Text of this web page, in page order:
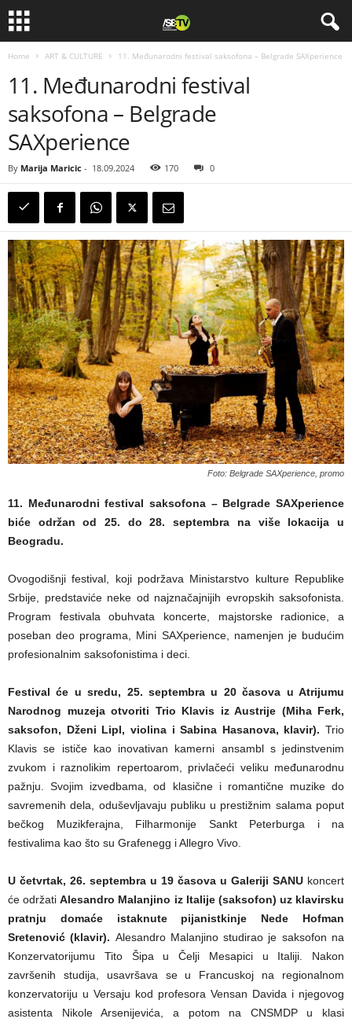
Home ART & CULTURE 11. Međunarodni festival saksofona – Belgrade SAXperience
11. Međunarodni festival
saksofona – Belgrade
SAXperience
By Marija Maricic - 18.09.2024 170 0
Foto: Belgrade SAXperience, promo
11. Međunarodni festival saksofona – Belgrade SAXperience
biće održan od 25. do 28. septembra na više lokacija u
Beogradu.
Ovogodišnji festival, koji podržava Ministarstvo kulture Republike
Srbije, predstaviće neke od najznačajnijih evropskih saksofonista.
Program festivala obuhvata koncerte, majstorske radionice, a
poseban deo programa, Mini SAXperience, namenjen je budućim
profesionalnim saksofonistima i deci.
Festival će u sredu, 25. septembra u 20 časova u Atrijumu
Narodnog muzeja otvoriti Trio Klavis iz Austrije (Miha Ferk,
saksofon, Dženi Lipl, violina i Sabina Hasanova, klavir). Trio
Klavis se ističe kao inovativan kamerni ansambl s jedinstvenim
zvukom i raznolikim repertoarom, privlačeći veliku međunarodnu
pažnju. Svojim izvedbama, od klasične i romantične muzike do
savremenih dela, oduševljavaju publiku u prestižnim salama poput
bečkog Muzikferajna, Filharmonije Sankt Peterburga i na
festivalima kao što su Grafenegg i Allegro Vivo.
U četvrtak, 26. septembra u 19 časova u Galeriji SANU koncert
će održatiAlesandro Malanjino iz Italije (saksofon) uz klavirsku
pratnju domaće istaknute pijanistkinje Nede Hofman
Sretenović (klavir). Alesandro Malanjino studirao je saksofon na
Konzervatorijumu Tito Šipa u Čelji Mesapici u Italiji. Nakon
završenih studija, usavršava se u Francuskoj na regionalnom
konzervatoriju u Versaju kod profesora Vensan Davida i njegovog
asistenta Nikole Arsenijevića, a potom na CNSMDP u klasi